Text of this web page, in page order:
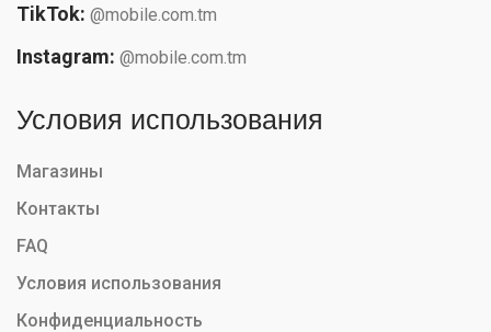
TikTok: @mobile.com.tm
Instagram: @mobile.com.tm
Условия использования
Магазины
Контакты
FAQ
Условия использования
Конфиденциальность